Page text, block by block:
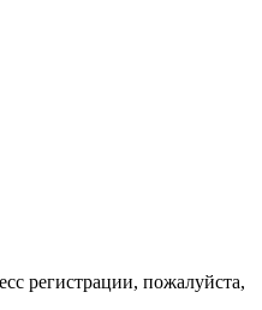
регистрации, пожалуйста,